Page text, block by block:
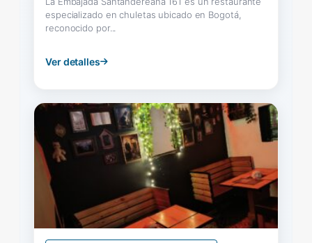
especializado en chuletas ubicado en Bogotá,
reconocido por...
Ver detalles